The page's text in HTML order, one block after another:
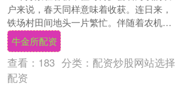
户来说，春天同样意味着收获。连日来，
铁场村田间地头一片繁忙。伴随着农机轰
鸣，一颗颗金黄圆润的马铃薯从泥土中翻
出，村民们紧随其....
牛金所配资
查看： 183 分类： 配资炒股网站选择
配资